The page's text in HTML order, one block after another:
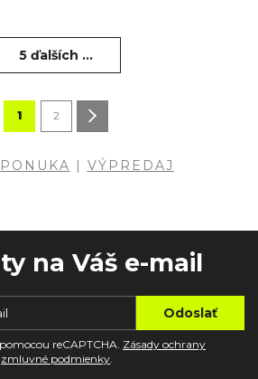
5 ďalších ...
1 2
| VÝPREDAJ
na Váš e-mail
reCAPTCHA. Zásady ochrany
zmluvné podmienky